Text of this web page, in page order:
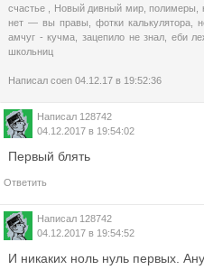
счастье
Новый дивный мир,полимеры
нет — вы правы
фотки калькулятора
амчуг - кучма
зацепило не знал еби
школьниц
Написал coen 04.12.17 в 19:52:36
Написал 128742
04.12.2017 в 19:54:02
Первый блять
Ответить
Написал 128742
04.12.2017 в 19:54:52
И никаких ноль нуль первых.